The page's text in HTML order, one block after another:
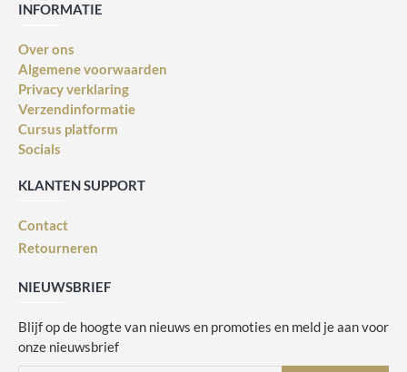
INFORMATIE
Over ons
Algemene voorwaarden
Privacy verklaring
Verzendinformatie
Cursus platform
Socials
KLANTEN SUPPORT
Contact
Retourneren
NIEUWSBRIEF
Blijf op de hoogte van nieuws en promoties en meld je aan voor
onze nieuwsbrief